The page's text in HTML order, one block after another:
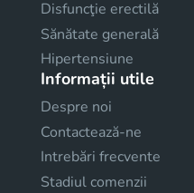
Disfuncţie erectilă
Sănătate generală
Hipertensiune
Informații utile
Despre noi
Contactează-ne
Intrebări frecvente
Stadiul comenzii